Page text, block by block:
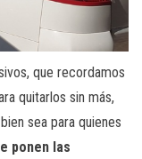
que recordamos
quitarlos sin más,
sea para quienes
ponen las